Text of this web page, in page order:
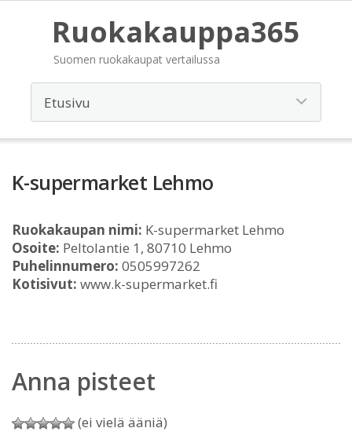
Ruokakauppa365
Suomen ruokakaupat vertailussa
K-supermarket Lehmo
Ruokakaupan nimi: K-supermarket Lehmo
Osoite: Peltolantie 1, 80710 Lehmo
Puhelinnumero: 0505997262
Kotisivut: www.k-supermarket.fi
Anna pisteet
(ei vielä ääniä)